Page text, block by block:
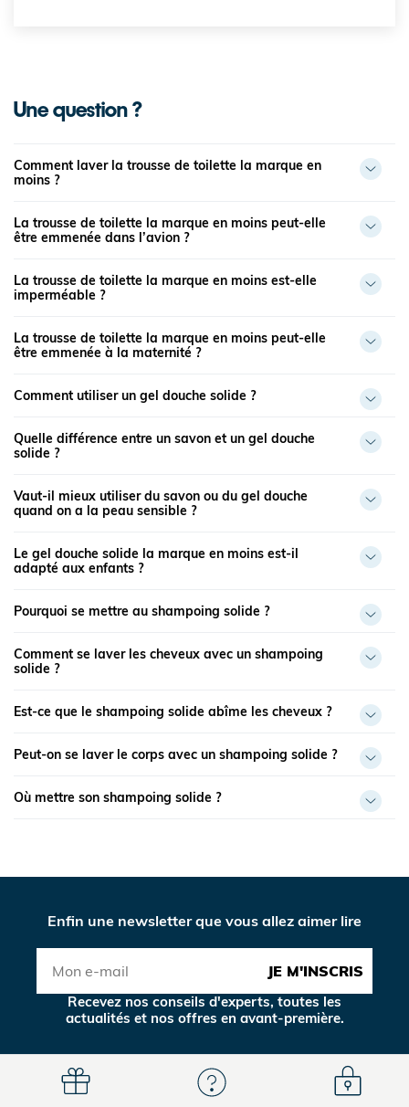
Une question ?
Comment laver la trousse de toilette la marque en
moins ?
La trousse de toilette la marque en moins peut-elle
être emmenée dans l’avion ?
La trousse de toilette la marque en moins est-elle
imperméable ?
La trousse de toilette la marque en moins peut-elle
être emmenée à la maternité ?
Comment utiliser un gel douche solide ?
Quelle différence entre un savon et un gel douche
solide ?
Vaut-il mieux utiliser du savon ou du gel douche
quand on a la peau sensible ?
Le gel douche solide la marque en moins est-il
adapté aux enfants ?
Pourquoi se mettre au shampoing solide ?
Comment se laver les cheveux avec un shampoing
solide ?
Est-ce que le shampoing solide abîme les cheveux ?
Peut-on se laver le corps avec un shampoing solide ?
Où mettre son shampoing solide ?
Enfin une newsletter que vous allez aimer lire
JE M'INSCRIS
Recevez nos conseils d'experts, toutes les
actualités et nos offres en avant-première.